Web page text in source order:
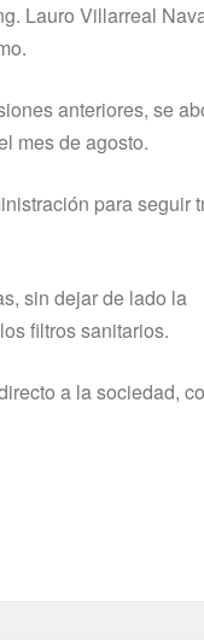
Lauro Villarreal
anteriores, se
mes de agosto.
para seguir
sin dejar de lado la
filtros sanitarios.
a la sociedad,